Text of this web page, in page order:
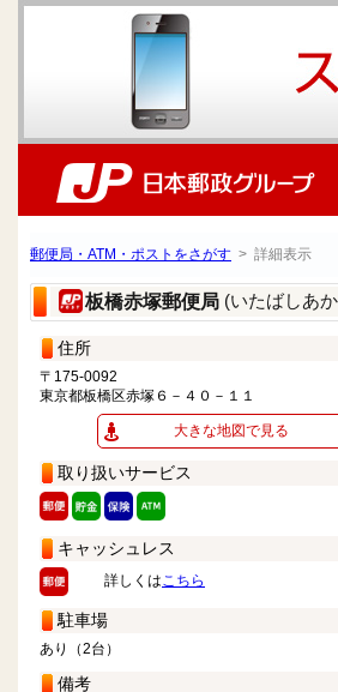
郵便局・ATM・ポストをさがす > 詳細表示
板橋赤塚郵便局 (いたばしあ
住所
〒175-0092
東京都板橋区赤塚６－４０－１１
大きな地図で見る
取り扱いサービス
キャッシュレス
詳しくはこちら
駐車場
あり（2台）
備考